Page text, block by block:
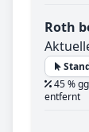
Roth
45 %
entfernt